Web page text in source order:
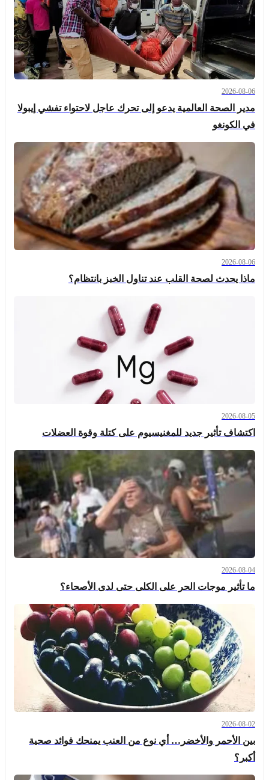
2026-08-06
مدير الصحة العالمية يدعو إلى تحرك عاجل لاحتواء تفشي إيبولا
في الكونغو
2026-08-06
ماذا يحدث لصحة القلب عند تناول الخبز بانتظام؟
2026-08-05
اكتشاف تأثير جديد للمغنيسيوم على كتلة وقوة العضلات
2026-08-04
ما تأثير موجات الحر على الكلى حتى لدى الأصحاء؟
2026-08-02
بين الأحمر والأخضر… أي نوع من العنب يمنحك فوائد صحية
أكبر؟